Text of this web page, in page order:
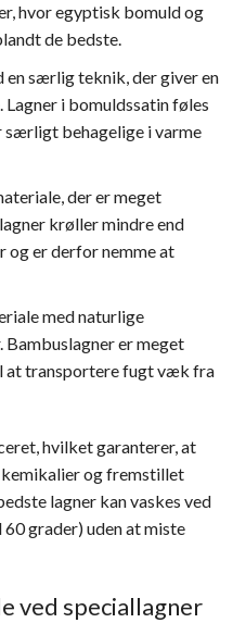
hvor egyptisk bomuld og
de bedste.
en særlig teknik, der giver en
i bomuldssatin føles
særligt behagelige i varme
der er meget
krøller mindre end
og er derfor nemme at
med naturlige
er meget
at transportere fugt væk fra
hvilket garanterer, at
og fremstillet
lagner kan vaskes ved
grader) uden at miste
ved speciallagner